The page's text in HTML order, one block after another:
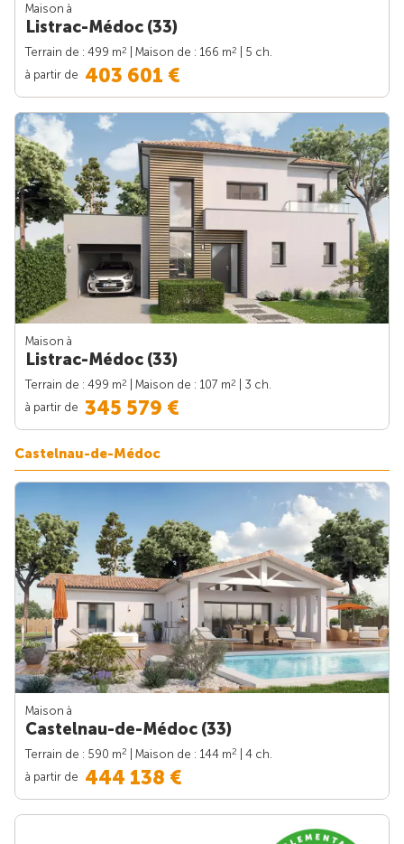
Maison à
Listrac-Médoc (33)
Terrain de : 499 m2 | Maison de : 166 m2
| 5 ch.
à partir de 403 601 €
Maison à
Listrac-Médoc (33)
Terrain de : 499 m2 | Maison de : 107 m2
| 3 ch.
à partir de 345 579 €
Castelnau-de-Médoc
Maison à
Castelnau-de-Médoc (33)
Terrain de : 590 m2 | Maison de : 144 m2
| 4 ch.
à partir de 444 138 €